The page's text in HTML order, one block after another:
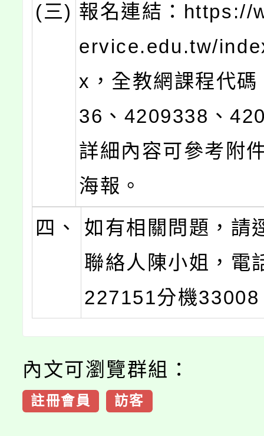
(三) 報名連結：https://
ervice.edu.tw/
x，全教網課程代
36、4209338、
詳細內容可參考附
海報。
四、
如有相關問題，請
聯絡人陳小姐，電
227151分機33008
內文可瀏覽群組：
註冊會員 訪客